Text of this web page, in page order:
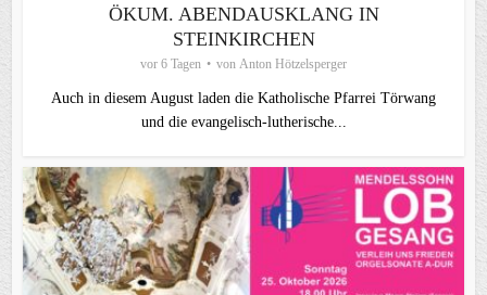
ÖKUM. ABENDAUSKLANG IN
STEINKIRCHEN
vor 6 Tagen von Anton Hötzelsperger
Auch in diesem August laden die Katholische Pfarrei Törwang
und die evangelisch‑lutherische...